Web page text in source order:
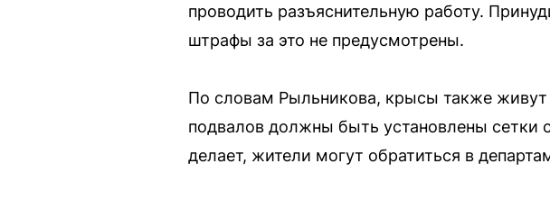
проводить разъяснительную работу.
штрафы за это не предусмотрены.
По словам Рыльникова, крысы также
подвалов должны быть установлены сетки
делает, жители могут обратиться в